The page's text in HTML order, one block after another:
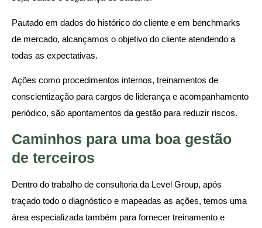
Pautado em dados do histórico do cliente e em benchmarks
de mercado, alcançamos o objetivo do cliente atendendo a
todas as expectativas.
Ações como procedimentos internos, treinamentos de
conscientização para cargos de liderança e acompanhamento
periódico, são apontamentos da gestão para reduzir riscos.
Caminhos para uma boa gestão
de terceiros
Dentro do trabalho de consultoria da Level Group, após
traçado todo o diagnóstico e mapeadas as ações, temos uma
área especializada também para fornecer treinamento e